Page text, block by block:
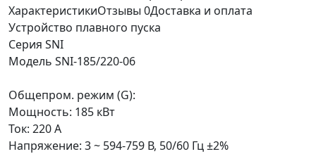
ХарактеристикиОтзывы 0Доставка и оплата
Устройство плавного пуска
Серия SNI
Модель SNI-185/220-06
Общепром. режим (G):
Мощность: 185 кВт
Ток: 220 А
Напряжение: 3 ~ 594-759 В, 50/60 Гц ±2%